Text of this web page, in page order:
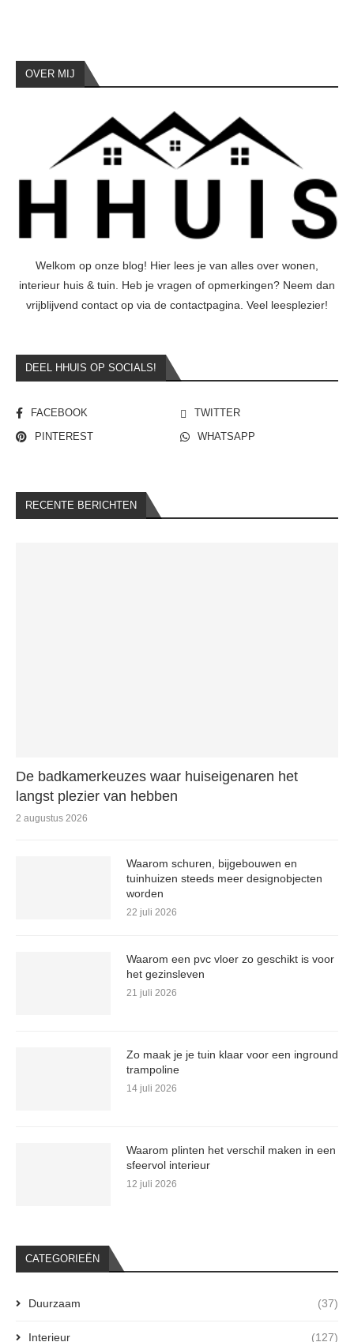
OVER MIJ
Welkom op onze blog! Hier lees je van alles over wonen,
interieur huis & tuin. Heb je vragen of opmerkingen? Neem dan
vrijblijvend contact op via de contactpagina. Veel leesplezier!
DEEL HHUIS OP SOCIALS!
FACEBOOK
TWITTER
PINTEREST
WHATSAPP
RECENTE BERICHTEN
De badkamerkeuzes waar huiseigenaren het
langst plezier van hebben
2 augustus 2026
Waarom schuren, bijgebouwen en
tuinhuizen steeds meer designobjecten
worden
22 juli 2026
Waarom een pvc vloer zo geschikt is voor
het gezinsleven
21 juli 2026
Zo maak je je tuin klaar voor een inground
trampoline
14 juli 2026
Waarom plinten het verschil maken in een
sfeervol interieur
12 juli 2026
CATEGORIEËN
Duurzaam (37)
Interieur (127)